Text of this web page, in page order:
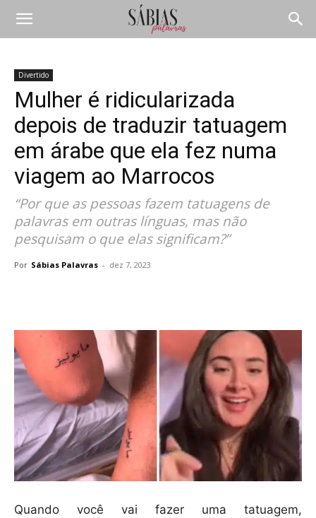
Divertido
Mulher é ridicularizada
depois de traduzir tatuagem
em árabe que ela fez numa
viagem ao Marrocos
“Por que as pessoas fazem tatuagens de
palavras em outras línguas, mas não
pesquisam o que elas significam?”
Por Sábias Palavras - dez 7, 2023
Quando você vai fazer uma tatuagem,